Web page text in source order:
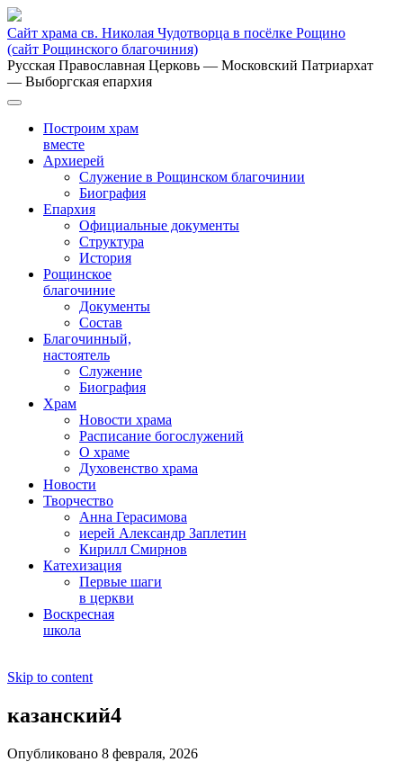
Сайт храма св. Николая Чудотворца в посёлке Рощино
(сайт Рощинского благочиния)
Русская Православная Церковь — Московский Патриархат
— Выборгская епархия
Построим храм
вместе
Архиерей
Служение в Рощинском благочинии
Биография
Епархия
Официальные документы
Структура
История
Рощинское
благочиние
Документы
Состав
Благочинный,
настоятель
Служение
Биография
Храм
Новости храма
Расписание богослужений
О храме
Духовенство храма
Новости
Творчество
Анна Герасимова
иерей Александр Заплетин
Кирилл Смирнов
Катехизация
Первые шаги
в церкви
Воскресная
школа
Skip to content
казанский4
Опубликовано 8 февраля, 2026